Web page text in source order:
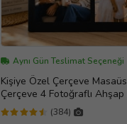
Aynı Gün Teslimat Seçeneği
Kişiye Özel Çerçeve
Çerçeve 4 Fotoğraflı
Resimli Kolaj Çerçeve
(384)